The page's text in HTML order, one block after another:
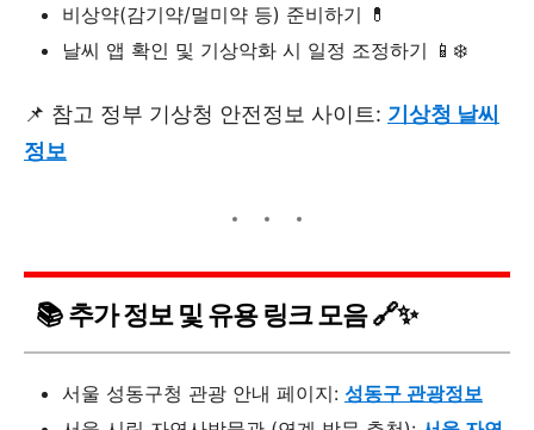
비상약(감기약/멀미약 등) 준비하기 💊
날씨 앱 확인 및 기상악화 시 일정 조정하기 📱❄️
📌 참고 정부 기상청 안전정보 사이트: 기상청 날씨
정보
📚 추가 정보 및 유용 링크 모음 🔗✨
서울 성동구청 관광 안내 페이지: 성동구 관광정보